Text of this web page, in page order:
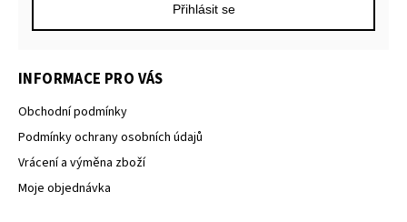
Přihlásit se
INFORMACE PRO VÁS
Obchodní podmínky
Podmínky ochrany osobních údajů
Vrácení a výměna zboží
Moje objednávka